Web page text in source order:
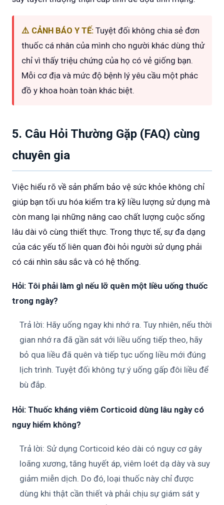
⚠️ CẢNH BÁO Y TẾ: Tuyệt đối không chia sẻ đơn
thuốc cá nhân của mình cho người khác dùng thử
chỉ vì thấy triệu chứng của họ có vẻ giống bạn.
Mỗi cơ địa và mức độ bệnh lý yêu cầu một phác
đồ y khoa hoàn toàn khác biệt.
5. Câu Hỏi Thường Gặp (FAQ) cùng
chuyên gia
Việc hiểu rõ về sản phẩm bảo vệ sức khỏe không chỉ
giúp bạn tối ưu hóa kiểm tra kỹ liều lượng sử dụng mà
còn mang lại những nâng cao chất lượng cuộc sống
lâu dài vô cùng thiết thực. Trong thực tế, sự đa dạng
của các yếu tố liên quan đòi hỏi người sử dụng phải
có cái nhìn sâu sắc và có hệ thống.
Hỏi: Tôi phải làm gì nếu lỡ quên một liều uống thuốc
trong ngày?
Trả lời: Hãy uống ngay khi nhớ ra. Tuy nhiên, nếu thời
gian nhớ ra đã gần sát với liều uống tiếp theo, hãy
bỏ qua liều đã quên và tiếp tục uống liều mới đúng
lịch trình. Tuyệt đối không tự ý uống gấp đôi liều để
bù đắp.
Hỏi: Thuốc kháng viêm Corticoid dùng lâu ngày có
nguy hiểm không?
Trả lời: Sử dụng Corticoid kéo dài có nguy cơ gây
loãng xương, tăng huyết áp, viêm loét dạ dày và suy
giảm miễn dịch. Do đó, loại thuốc này chỉ được
dùng khi thật cần thiết và phải chịu sự giám sát y